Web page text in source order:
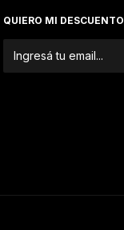
QUIERO MI DESCUENTO